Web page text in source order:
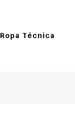
Ropa Técnica